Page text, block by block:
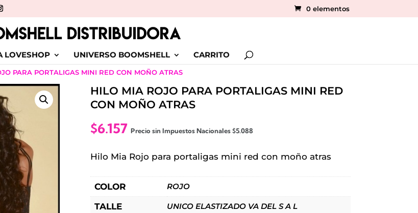
0 elementos
LOVESHOP UNIVERSO BOOMSHELL CARRITO
PARA PORTALIGAS MINI RED CON MOÑO ATRAS
HILO MIA ROJO PARA PORTALIGAS MINI RED
CON MOÑO ATRAS
$6.157 Precio sin Impuestos Nacionales$5.088
Hilo Mia Rojo para portaligas mini red con moño atras
COLOR ROJO
TALLE UNICO ELASTIZADO VA DEL S A L